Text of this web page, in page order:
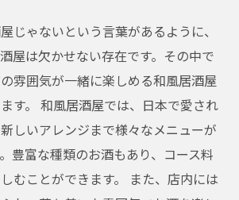
じゃないという言葉があるように、
屋は欠かせない存在です。その中で
雰囲気が一緒に楽しめる和風居酒屋
す。 和風居酒屋では、日本で愛され
しいアレンジまで様々なメニューが
豊富な種類のお酒もあり、コース料
むことができます。 また、店内には